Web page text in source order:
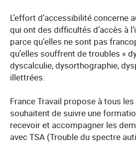
L’effort d’accessibilité concerne
qui ont des difficultés d’accès à
parce qu’elles ne sont pas
qu’elles souffrent de troubles «
dyscalculie, dysorthographie,
illettrées.
France Travail propose à tous
souhaitent de suivre une
recevoir et accompagner les
avec TSA (Trouble du spectre